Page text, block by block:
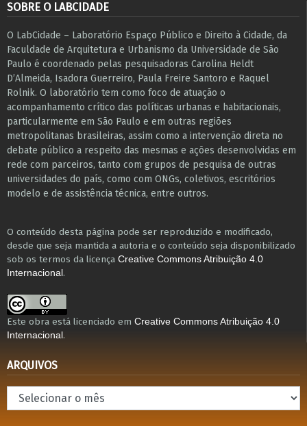
SOBRE O LABCIDADE
O LabCidade – Laboratório Espaço Público e Direito à Cidade, da
Faculdade de Arquitetura e Urbanismo da Universidade de São
Paulo é coordenado pelas pesquisadoras Carolina Heldt
D’Almeida, Isadora Guerreiro, Paula Freire Santoro e Raquel
Rolnik. O laboratório tem como foco de atuação o
acompanhamento crítico das políticas urbanas e habitacionais,
particularmente em São Paulo e ​em outras regiões
metropolitanas brasileiras, assim como a intervenção direta no
debate público a respeito das mesmas e ações desenvolvidas em
r​e​de com parceiros, tanto com grupos de pesquisa ​de outras
universidades do país, como com ONGs, coletivos, escritórios
modelo e de assistência técnica​, entre outros​.
O conteúdo desta página pode ser reproduzido e modificado,
desde que seja mantida a autoria e o conteúdo seja disponibilizado
sob os termos da licença Creative Commons Atribuição 4.0
Internacional .
Este obra está licenciado em Creative Commons Atribuição 4.0
Internacional .
ARQUIVOS
Arquivos